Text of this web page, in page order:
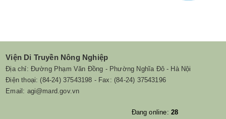
Viện Di Truyền Nông Nghiệp
Địa chỉ: Đường Phạm Văn Đồng - Phường Nghĩa Đô - Hà Nội
Điện thoại: (84-24) 37543198 - Fax: (84-24) 37543196
Email: agi@mard.gov.vn
Đang online: 28